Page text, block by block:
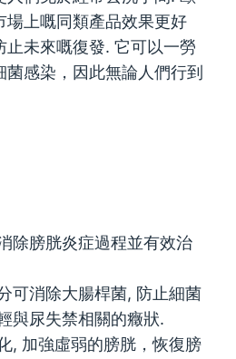
場上嘅同類產品效果更好
止未來嘅復發. 它可以一勞
感染，因此無論人們行到
除膀胱炎症過程並有效治
可消除大腸桿菌, 防止細菌
與尿失禁相關的癥狀.
, 加強虛弱的膀胱，恢復膀